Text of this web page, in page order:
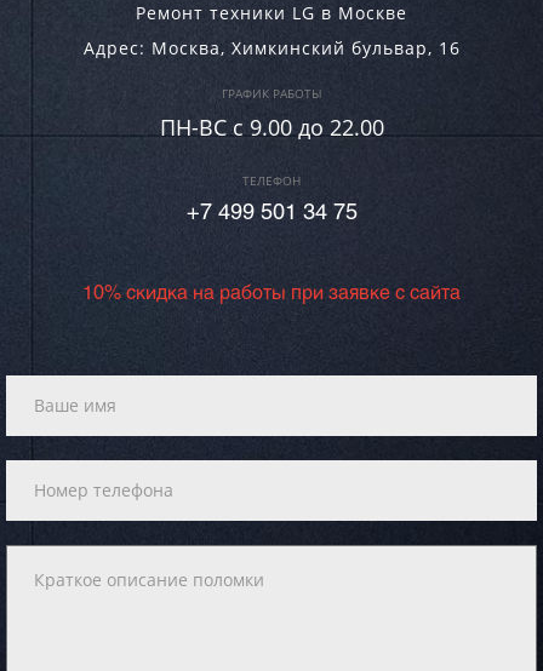
Ремонт техники LG в Москве
Адрес: Москва, Химкинский бульвар, 16
ГРАФИК РАБОТЫ
ПН-ВC c 9.00 до 22.00
ТЕЛЕФОН
+7 499 501 34 75
10% скидка на работы при заявке с сайта